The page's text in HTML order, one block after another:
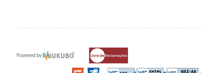
Powered by